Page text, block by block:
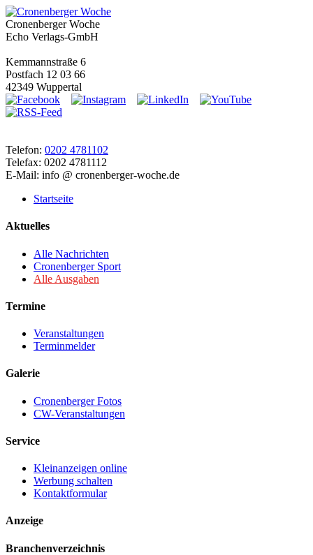
Cronenberger Woche
Echo Verlags-GmbH
Kemmannstraße 6
Postfach 12 03 66
42349 Wuppertal
Telefon: 0202 4781102
Telefax: 0202 4781112
E-Mail: info @ cronenberger-woche.de
Startseite
Aktuelles
Alle Nachrichten
Cronenberger Sport
Alle Ausgaben
Termine
Veranstaltungen
Terminmelder
Galerie
Cronenberger Fotos
CW-Veranstaltungen
Service
Kleinanzeigen online
Werbung schalten
Kontaktformular
Anzeige
Branchenverzeichnis